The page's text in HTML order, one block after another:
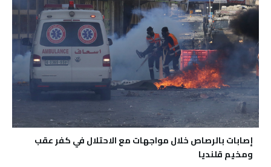
إصابات بالرصاص خلال مواجهات مع الاحتلال في كفر عقب
ومخيم قلنديا